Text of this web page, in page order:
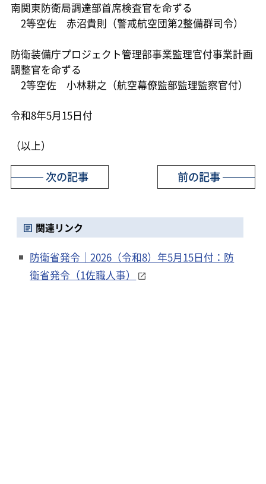
南関東防衛局調達部首席検査官を命ずる
2等空佐 赤沼貴則（警戒航空団第2整備群司令）
防衛装備庁プロジェクト管理部事業監理官付事業計画
調整官を命ずる
2等空佐 小林耕之（航空幕僚監部監理監察官付）
令和8年5月15日付
（以上）
前の記事
次の記事
関連リンク
防衛省発令｜2026（令和8）年5月15日付：防
衛省発令（1佐職人事）